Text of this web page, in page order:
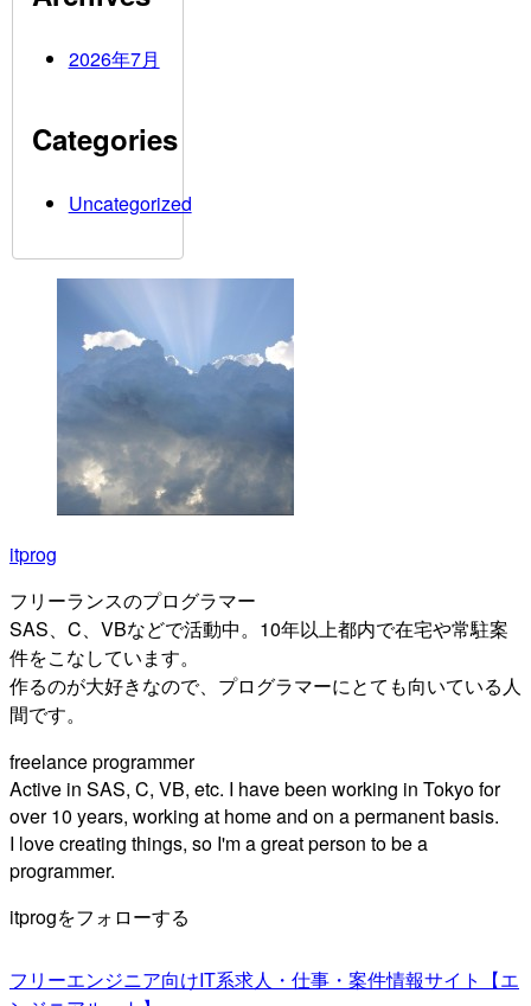
2026年7月
Categories
Uncategorized
itprog
フリーランスのプログラマー
SAS、C、VBなどで活動中。10年以上都内で在宅や常駐案
件をこなしています。
作るのが大好きなので、プログラマーにとても向いている人
間です。
freelance programmer
Active in SAS, C, VB, etc. I have been working in Tokyo for
over 10 years, working at home and on a permanent basis.
I love creating things, so I'm a great person to be a
programmer.
itprogをフォローする
フリーエンジニア向けIT系求人・仕事・案件情報サイト【エ